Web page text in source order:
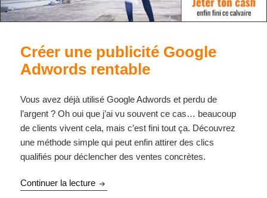
Créer une publicité Google
Adwords rentable
Vous avez déjà utilisé Google Adwords et perdu de
l’argent ? Oh oui que j’ai vu souvent ce cas… beaucoup
de clients vivent cela, mais c’est fini tout ça. Découvrez
une méthode simple qui peut enfin attirer des clics
qualifiés pour déclencher des ventes concrètes.
Continuer la lecture Créer une publicité Google Adwords